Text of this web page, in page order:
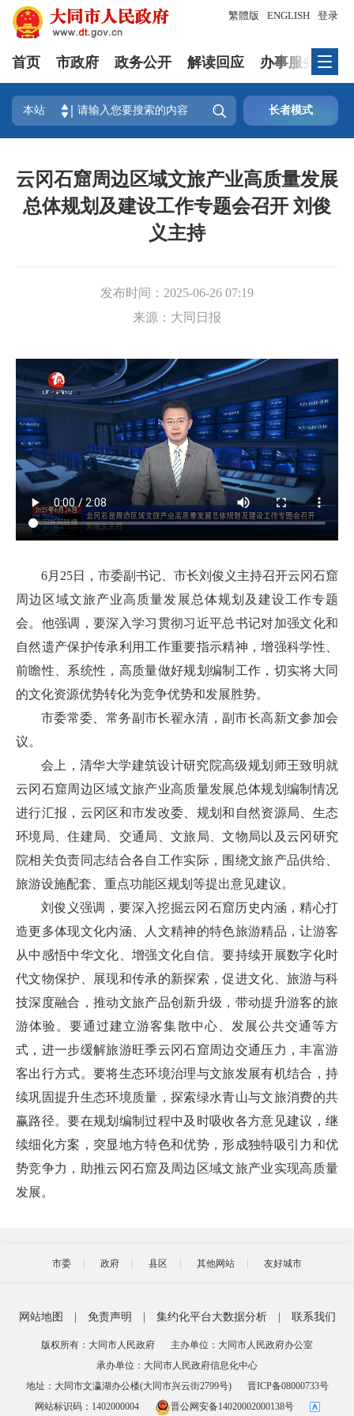
登录
繁體版 ENGLISH
首页 市政府 政务公开 解读回应 办事服务
本站  长者模式
云冈石窟周边区域文旅产业高质量发展
总体规划及建设工作专题会召开 刘俊
义主持
发布时间： 2025-06-26 07:19
来源： 大同日报
6月25日，市委副书记、市长刘俊义主持召开云冈石窟
周边区域文旅产业高质量发展总体规划及建设工作专题
会。他强调，要深入学习贯彻习近平总书记对加强文化和
自然遗产保护传承利用工作重要指示精神，增强科学性、
前瞻性、系统性，高质量做好规划编制工作，切实将大同
的文化资源优势转化为竞争优势和发展胜势。
市委常委、常务副市长翟永清，副市长高新文参加会
议。
会上，清华大学建筑设计研究院高级规划师王致明就
云冈石窟周边区域文旅产业高质量发展总体规划编制情况
进行汇报，云冈区和市发改委、规划和自然资源局、生态
环境局、住建局、交通局、文旅局、文物局以及云冈研究
院相关负责同志结合各自工作实际，围绕文旅产品供给、
旅游设施配套、重点功能区规划等提出意见建议。
刘俊义强调，要深入挖掘云冈石窟历史内涵，精心打
造更多体现文化内涵、人文精神的特色旅游精品，让游客
从中感悟中华文化、增强文化自信。要持续开展数字化时
代文物保护、展现和传承的新探索，促进文化、旅游与科
技深度融合，推动文旅产品创新升级，带动提升游客的旅
游体验。要通过建立游客集散中心、发展公共交通等方
式，进一步缓解旅游旺季云冈石窟周边交通压力，丰富游
客出行方式。要将生态环境治理与文旅发展有机结合，持
续巩固提升生态环境质量，探索绿水青山与文旅消费的共
赢路径。要在规划编制过程中及时吸收各方意见建议，继
续细化方案，突显地方特色和优势，形成独特吸引力和优
势竞争力，助推云冈石窟及周边区域文旅产业实现高质量
发展。
市委 政府 县区 其他网站 友好城市
网站地图 | 免责声明 | 集约化平台大数据分析 | 联系我们
版权所有：大同市人民政府
主办单位：大同市人民政府办公室
承办单位：大同市人民政府信息化中心
地址：大同市文瀛湖办公楼(大同市兴云街2799号)
晋ICP备08000733号
网站标识码：1402000004
晋公网安备14020002000138号